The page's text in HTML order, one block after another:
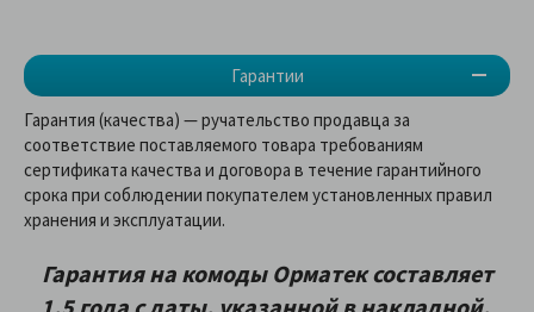
Гарантии
Гарантия (качества) — ручательство продавца за
соответствие поставляемого товара требованиям
сертификата качества и договора в течение гарантийного
срока при соблюдении покупателем установленных правил
хранения и эксплуатации.
Гарантия на комоды Орматексоставляет